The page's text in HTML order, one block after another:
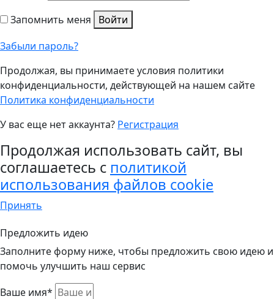
Запомнить меня
Войти
Забыли пароль?
Продолжая, вы принимаете условия политики
конфиденциальности, действующей на нашем сайте
Политика конфиденциальности
У вас еще нет аккаунта? Регистрация
Продолжая использовать сайт, вы
соглашаетесь с политикой
использования файлов cookie
Принять
Предложить идею
Заполните форму ниже, чтобы предложить свою идею и
помочь улучшить наш сервис
Ваше имя*